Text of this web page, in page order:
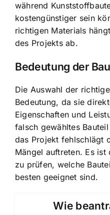
während
kostengünstiger sein
richtigen Materials
des Projekts ab.
Bedeutung der
Die Auswahl der
Bedeutung, da sie
Eigenschaften und
falsch gewähltes
das Projekt fehlschlägt
Mängel auftreten. Es
zu prüfen, welche
besten geeignet sind.
Wie